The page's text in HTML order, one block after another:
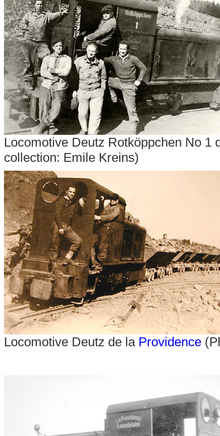
Locomotive Deutz Rotköppchen No 1
collection: Emile Kreins)
Locomotive Deutz de la Providence